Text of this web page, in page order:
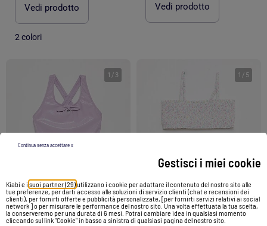
Gestisci i miei cookie
Kiabi e i suoi partner (29)utilizzano i cookie per adattare il contenuto del nostro sito alle
tue preferenze, per darti accesso alle soluzioni di servizio clienti (chat e recensioni dei
clienti), per fornirti offerte e pubblicità personalizzate, [per fornirti servizi relativi ai social
network ] o per misurare le performance del nostro sito. Una volta effettuata la tua scelta,
la conserveremo per una durata di 6 mesi. Potrai cambiare idea in qualsiasi momento
cliccando sul link "Cookie" in basso a sinistra di qualsiasi pagina del nostro sito.
Continua senza accettare x
Vedi prodotto
2 colori
Vedi prodotto
1 / 3
-40%
1 / 5
-40%